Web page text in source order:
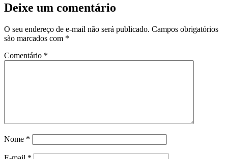
Deixe um comentário
O seu endereço de e-mail não será publicado. Campos obrigatórios
são marcados com *
Comentário *
Nome *